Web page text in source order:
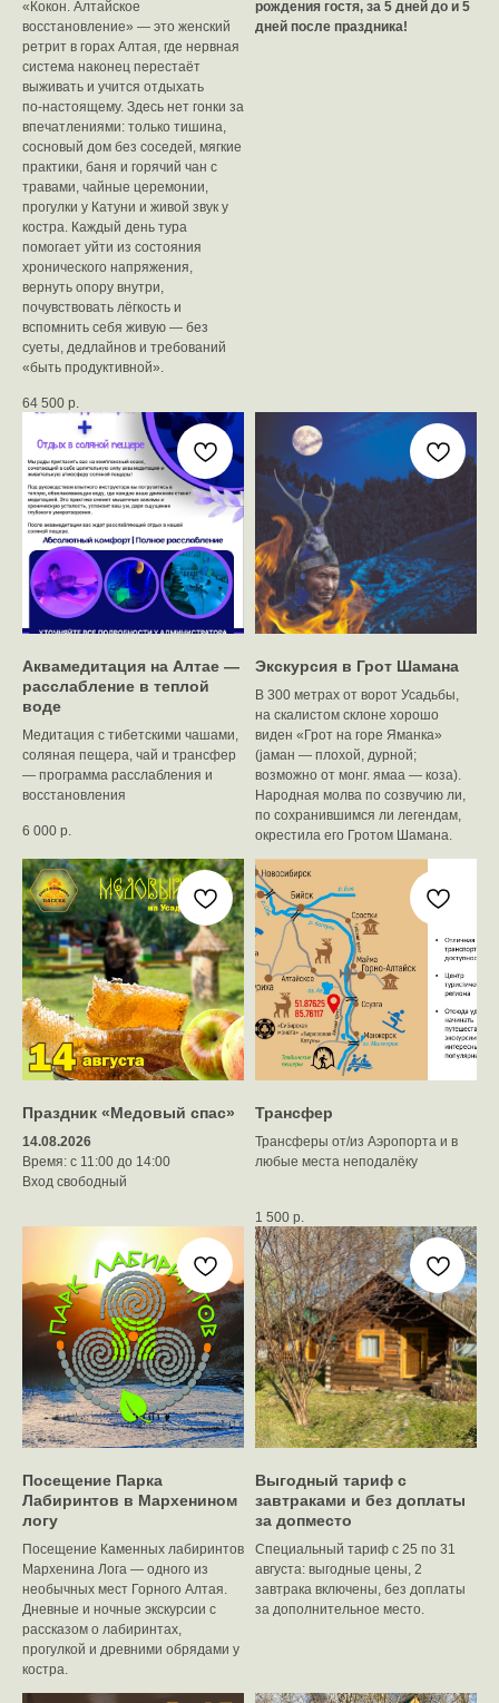
«Кокон. Алтайское
восстановление» — это женский
ретрит в горах Алтая, где нервная
система наконец перестаёт
выживать и учится отдыхать
по‑настоящему. Здесь нет гонки за
впечатлениями: только тишина,
сосновый дом без соседей, мягкие
практики, баня и горячий чан с
травами, чайные церемонии,
прогулки у Катуни и живой звук у
костра. Каждый день тура
помогает уйти из состояния
хронического напряжения,
вернуть опору внутри,
почувствовать лёгкость и
вспомнить себя живую — без
суеты, дедлайнов и требований
«быть продуктивной».
64 500 р.
рождения гостя, за 5 дней до и 5
дней после праздника!
Аквамедитация на Алтае —
расслабление в теплой
воде
Медитация с тибетскими чашами,
соляная пещера, чай и трансфер
— программа расслабления и
восстановления
6 000 р.
Экскурсия в Грот Шамана
В 300 метрах от ворот Усадьбы,
на скалистом склоне хорошо
виден «Грот на горе Яманка»
(jаман — плохой, дурной;
возможно от монг. ямаа — коза).
Народная молва по созвучию ли,
по сохранившимся ли легендам,
окрестила его Гротом Шамана.
Праздник «Медовый спас»
14.08.2026
Время: с 11:00 до 14:00
Вход свободный
Трансфер
Трансферы от/из Аэропорта и в
любые места неподалёку
1 500 р.
Посещение Парка
Лабиринтов в Мархенином
логу
Посещение Каменных лабиринтов
Мархенина Лога — одного из
необычных мест Горного Алтая.
Дневные и ночные экскурсии с
рассказом о лабиринтах,
прогулкой и древними обрядами у
костра.
Выгодный тариф с
завтраками и без доплаты
за допместо
Специальный тариф с 25 по 31
августа: выгодные цены, 2
завтрака включены, без доплаты
за дополнительное место.